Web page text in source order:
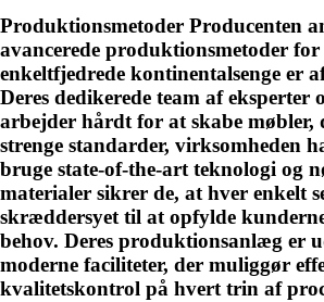
Produktionsmetoder Producenten
avancerede produktionsmetoder for
enkeltfjedrede kontinentalsenge er
Deres dedikerede team af
arbejder hårdt for at skabe møbler,
strenge standarder, virksomheden
bruge state-of-the-art teknologi og
materialer sikrer de, at hver enkelt
skræddersyet til at opfylde
behov. Deres produktionsanlæg er
moderne faciliteter, der muliggør
kvalitetskontrol på hvert trin af